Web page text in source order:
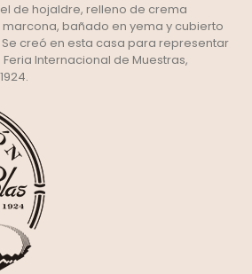
de hojaldre, relleno de crema
bañado en yema y cubierto
creó en esta casa para representar
Internacional de Muestras,